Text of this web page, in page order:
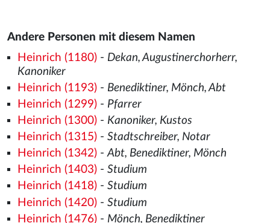
Andere Personen mit diesem Namen
Heinrich (1180)- Dekan, Augustinerchorherr,
Kanoniker
Heinrich (1193)- Benediktiner, Mönch, Abt
Heinrich (1299)- Pfarrer
Heinrich (1300)- Kanoniker, Kustos
Heinrich (1315)- Stadtschreiber, Notar
Heinrich (1342)-Abt, Benediktiner, Mönch
Heinrich (1403)- Studium
Heinrich (1418)- Studium
Heinrich (1420)- Studium
Heinrich (1476)- Mönch, Benediktiner